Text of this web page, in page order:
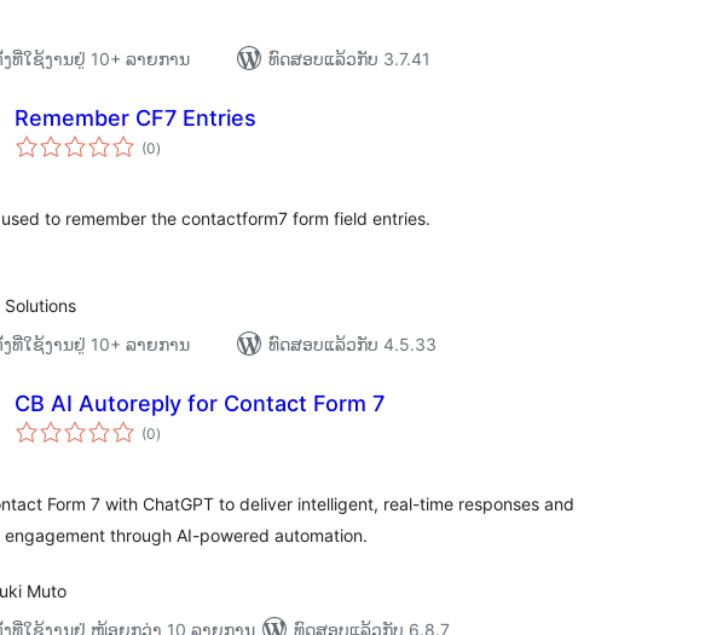
ທີ່ໃຊ້ງານຢູ່ 10+ ລາຍການ
ທົດສອບແລ້ວກັບ 3.7.41
Remember CF7 Entries
(0ຄະແນນ
ທັງໝົດ
)
to remember the contactform7 form field entries.
ທີ່ໃຊ້ງານຢູ່ 10+ ລາຍການ
ທົດສອບແລ້ວກັບ 4.5.33
CB AI Autoreply for Contact Form 7
(0ຄະແນນ
ທັງໝົດ
)
Form 7 with ChatGPT to deliver intelligent, real-time responses and
engagement through AI-powered automation.
Muto
ທີ່ໃຊ້ງານຢູ່ ໜ້ອຍກວ່າ 10 ລາຍການ
ທົດສອບແລ້ວກັບ 6.8.7